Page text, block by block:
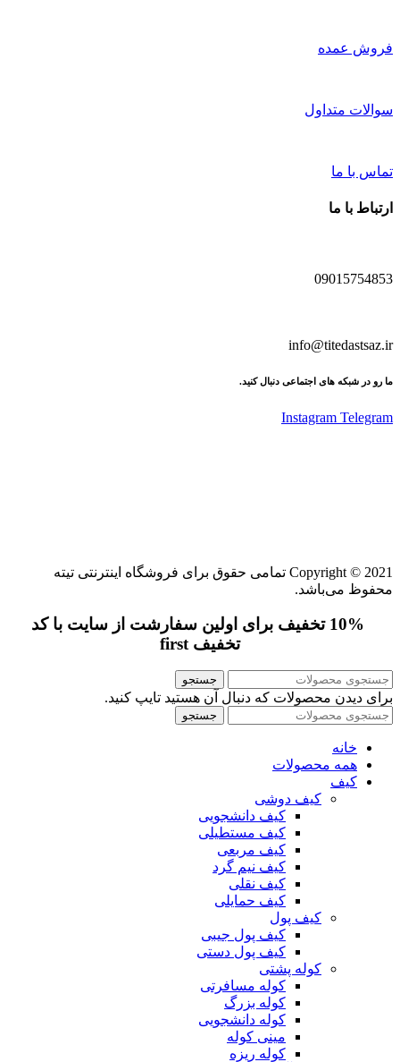
فروش عمده
سوالات متداول
تماس با ما
ارتباط با ما
09015754853
info@titedastsaz.ir
ما رو در شبکه های اجتماعی دنبال کنید.
Instagram Telegram
Copyright © 2021 تمامی حقوق برای فروشگاه اینترنتی تیته
محفوظ می‌باشد.
10% تخفیف برای اولین سفارشت از سایت با کد
تخفیف first
جستجو
برای دیدن محصولات که دنبال آن هستید تایپ کنید.
جستجو
خانه
همه محصولات
کیف
کیف دوشی
کیف دانشجویی
کیف مستطیلی
کیف مربعی
کیف نیم گرد
کیف نقلی
کیف حمایلی
کیف پول
کیف پول جیبی
کیف پول دستی
کوله پشتی
کوله مسافرتی
کوله بزرگ
کوله دانشجویی
مینی کوله
کوله ریزه